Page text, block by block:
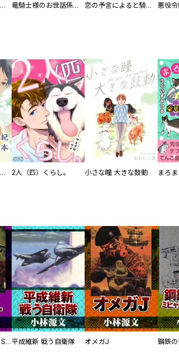
王立学園で唯一魔法が使えない庶民仲間のはずですよね～実は王子様で私を溺愛しているなんて告白はやめてください～ 竜騎士様のお世話係あるいはペット枠に納まったようです 恋の予言によると騎士団長様とモフモフ好きなギルド受付嬢は最高の相性らしいです。
化けねこ招き【描きおろし付合冊版】 2人（匹）くらし。 小さな瞳 大きな鼓動
サムライソルジャー SAMURAI SOLDIER平成維新 戦う自衛隊 オメガJ